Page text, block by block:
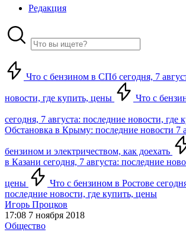
Редакция
Что с бензином в СПб сегодня, 7
новости, где купить, цены Что с
сегодня, 7 августа: последние новости, где
Обстановка в Крыму: последние новости 7
бензином и электричеством, как доехать
в Казани сегодня, 7 августа: последние
цены
Что с бензином в Ростове
последние новости, где купить, цены
Игорь Процков
17:08 7 ноября 2018
Общество